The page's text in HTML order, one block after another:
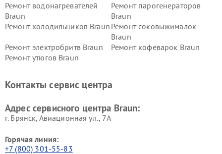
Ремонт водонагревателей
Braun
Ремонт парогенераторов
Braun
Ремонт холодильников Braun Ремонт соковыжималок
Braun
Ремонт электробритв Braun
Ремонт кофеварок Braun
Ремонт утюгов Braun
Контакты сервис центра
Адрес сервисного центра Braun:
г. Брянск, Авиационная ул., 7А
Горячая линия:
+7 (800) 301-55-83